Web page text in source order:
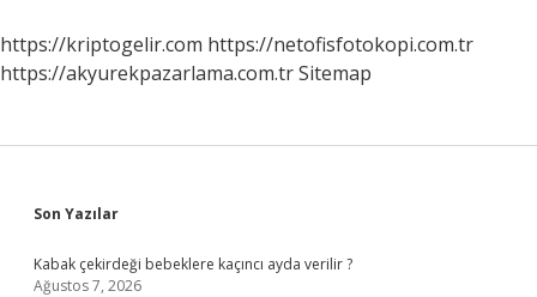
https://kriptogelir.com https://netofisfotokopi.com.tr
https://akyurekpazarlama.com.trSitemap
Sidebar
Son Yazılar
Kabak çekirdeği bebeklere kaçıncı ayda verilir ?
Ağustos 7, 2026